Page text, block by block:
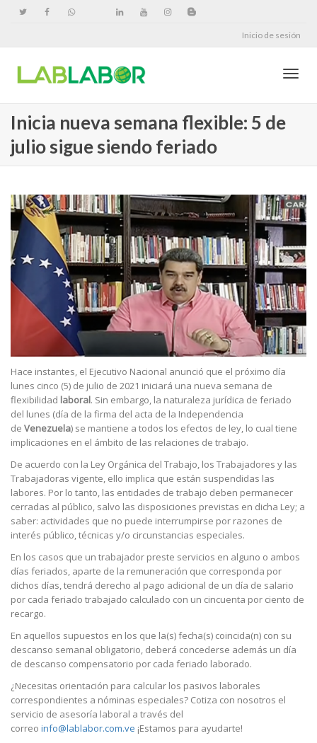
Inicio de sesión
Inicia nueva semana flexible: 5 de
julio sigue siendo feriado
Hace instantes, el Ejecutivo Nacional anunció que el próximo día
lunes cinco (5) de julio de 2021 iniciará una nueva semana de
flexibilidad laboral. Sin embargo, la naturaleza jurídica de feriado
del lunes (día de la firma del acta de la Independencia
de Venezuela) se mantiene a todos los efectos de ley, lo cual tiene
implicaciones en el ámbito de las relaciones de trabajo.
De acuerdo con la Ley Orgánica del Trabajo, los Trabajadores y las
Trabajadoras vigente, ello implica que están suspendidas las
labores. Por lo tanto, las entidades de trabajo deben permanecer
cerradas al público, salvo las disposiciones previstas en dicha Ley; a
saber: actividades que no puede interrumpirse por razones de
interés público, técnicas y/o circunstancias especiales.
En los casos que un trabajador preste servicios en alguno o ambos
días feriados, aparte de la remuneración que corresponda por
dichos días, tendrá derecho al pago adicional de un día de salario
por cada feriado trabajado calculado con un cincuenta por ciento de
recargo.
En aquellos supuestos en los que la(s) fecha(s) coincida(n) con su
descanso semanal obligatorio, deberá concederse además un día
de descanso compensatorio por cada feriado laborado.
¿Necesitas orientación para calcular los pasivos laborales
correspondientes a nóminas especiales? Cotiza con nosotros el
servicio de asesoría laboral a través del
correo info@lablabor.com.ve ¡Estamos para ayudarte!